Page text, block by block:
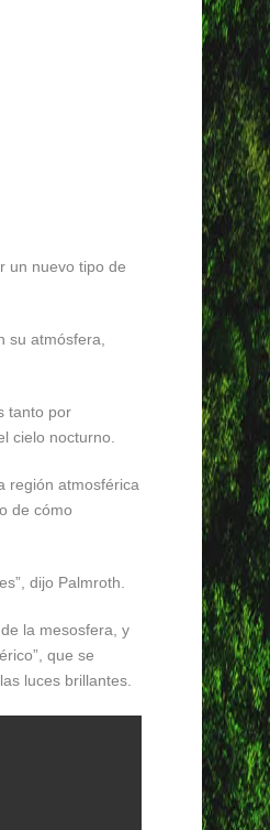
un nuevo tipo de
su atmósfera,
tanto por
cielo nocturno.
región atmosférica
de cómo
dijo Palmroth.
la mesosfera, y
que se
luces brillantes.